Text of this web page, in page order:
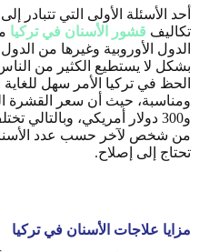
أحد الأسئلة الأولى التي تتبادر
تكاليف قشور الأسنان في تركيا
الدول الأوروبية وغيرها من
بشكل لا يستطيع الكثير من
الحظ في تركيا الأمر سهل للغاية
و300 دولار أمريكي، وبالتالي
من شخص لآخر حسب عدد
تحتاج إلى إصلاح.
مزايا علاجات الأسنان في تركيا